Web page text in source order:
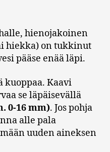
hienojakoinen
hiekka) on tukkinut
pääse enää läpi.
kuoppaa. Kaavi
se läpäisevällä
0-16 mm). Jos pohja
alle pala
uuden aineksen